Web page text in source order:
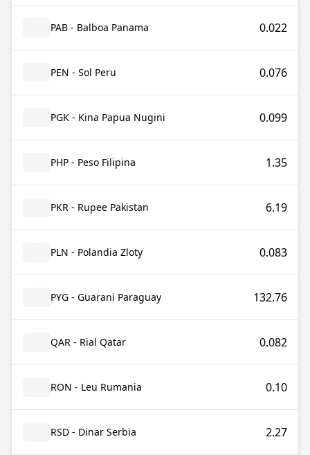
PAB - Balboa Panama 0.022
PEN - Sol Peru 0.076
PGK - Kina Papua Nugini 0.099
PHP - Peso Filipina 1.35
PKR - Rupee Pakistan 6.19
PLN - Polandia Zloty 0.083
PYG - Guarani Paraguay 132.76
QAR - Rial Qatar 0.082
RON - Leu Rumania 0.10
RSD - Dinar Serbia 2.27